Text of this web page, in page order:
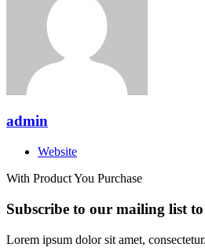
admin
Website
With Product You Purchase
Subscribe to our mailing list
Lorem ipsum dolor sit amet, consectetur.